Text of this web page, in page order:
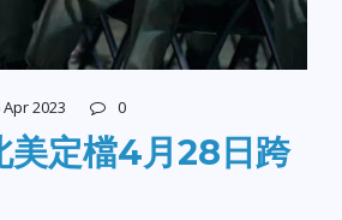
Apr 2023 0
美定檔4月28日跨